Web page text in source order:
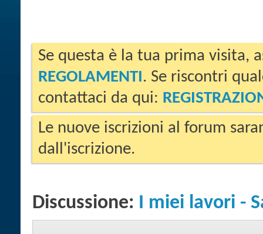
Se questa è la tua prima visita,
REGOLAMENTI. Se riscontri
contattaci da qui:
Le nuove iscrizioni al forum
dall'iscrizione.
Discussione: I miei lavori -